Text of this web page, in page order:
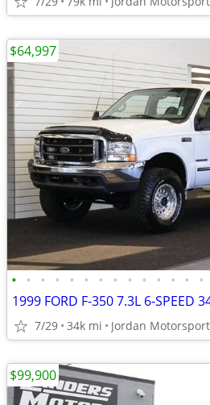
• • • • • • • • • • • • • •
7/29 34k mi Jordan
$64,997
$99,900